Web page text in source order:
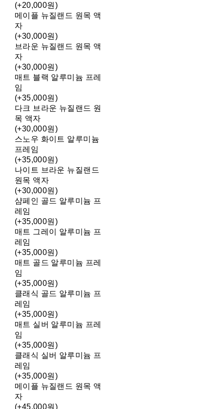
(+20,000원)
메이플 뉴질랜드 원목 액
자
(+30,000원)
브라운 뉴질랜드 원목 액
자
(+30,000원)
매트 블랙 알루미늄 프레
임
(+35,000원)
다크 브라운 뉴질랜드 원
목 액자
(+30,000원)
스노우 화이트 알루미늄
프레임
(+35,000원)
나이트 브라운 뉴질랜드
원목 액자
(+30,000원)
샴페인 골드 알루미늄 프
레임
(+35,000원)
매트 그레이 알루미늄 프
레임
(+35,000원)
매트 골드 알루미늄 프레
임
(+35,000원)
클래식 골드 알루미늄 프
레임
(+35,000원)
매트 실버 알루미늄 프레
임
(+35,000원)
클래식 실버 알루미늄 프
레임
(+35,000원)
메이플 뉴질랜드 원목 액
자
(+45,000원)